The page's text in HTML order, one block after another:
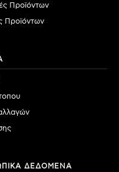
Προϊόντων
Προϊόντων
ΔΕΔΟΜΕΝΑ